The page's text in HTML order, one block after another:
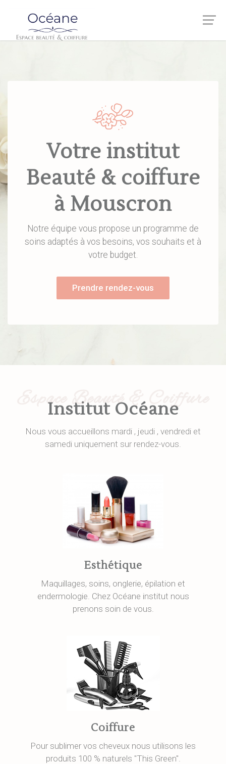
Votre institut
Beauté & coiffure
à Mouscron
Notre équipe vous propose un programme de
soins adaptés à vos besoins, vos souhaits et à
votre budget.
Prendre rendez-vous
Espace Beauté & Coiffure
Institut Océane
Nous vous accueillons mardi , jeudi , vendredi et
samedi uniquement sur rendez-vous.
Esthétique
Maquillages, soins, onglerie, épilation et
endermologie. Chez Océane institut nous
prenons soin de vous.
Coiffure
Pour sublimer vos cheveux nous utilisons les
produits 100 % naturels "This Green".